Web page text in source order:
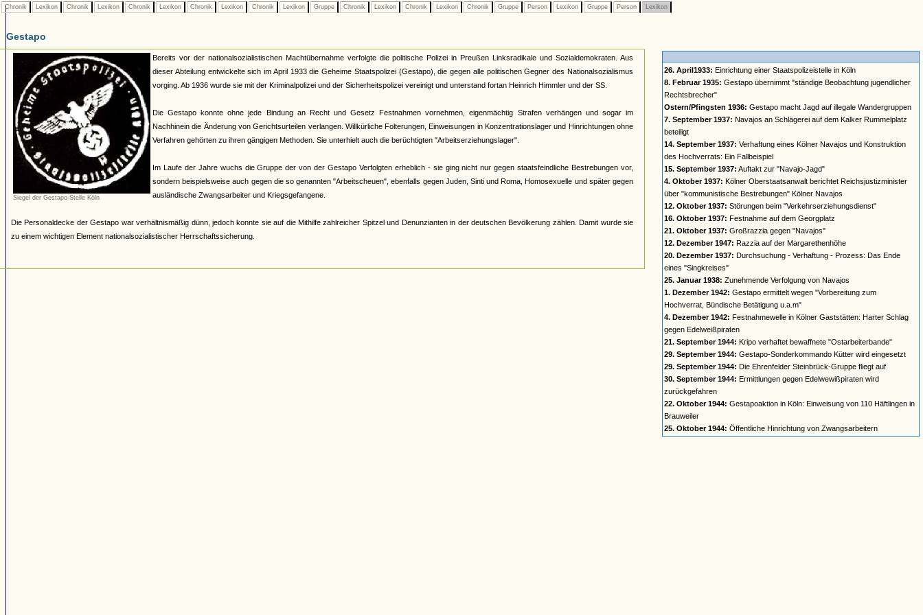
Chronik Lexikon Chronik Lexikon Chronik Lexikon Chronik Lexikon Chronik Lexikon Gruppe Chronik Lexikon Chronik Lexikon Chronik Gruppe Person Lexikon Gruppe Person Lexikon
Gestapo
Siegel der Gestapo-Stelle Köln
Bereits vor der nationalsozialistischen Machtübernahme verfolgte die politische Polizei in Preußen Linksradikale und Sozialdemokraten. Aus
dieser Abteilung entwickelte sich im April 1933 die Geheime Staatspolizei (Gestapo), die gegen alle politischen Gegner des Nationalsozialismus
vorging. Ab 1936 wurde sie mit der Kriminalpolizei und der Sicherheitspolizei vereinigt und unterstand fortan Heinrich Himmler und der SS.
Die Gestapo konnte ohne jede Bindung an Recht und Gesetz Festnahmen vornehmen, eigenmächtig Strafen verhängen und sogar im
Nachhinein die Änderung von Gerichtsurteilen verlangen. Willkürliche Folterungen, Einweisungen in Konzentrationslager und Hinrichtungen ohne
Verfahren gehörten zu ihren gängigen Methoden. Sie unterhielt auch die berüchtigten "Arbeitserziehungslager".
Im Laufe der Jahre wuchs die Gruppe der von der Gestapo Verfolgten erheblich - sie ging nicht nur gegen staatsfeindliche Bestrebungen vor,
sondern beispielsweise auch gegen die so genannten "Arbeitscheuen", ebenfalls gegen Juden, Sinti und Roma, Homosexuelle und später gegen
ausländische Zwangsarbeiter und Kriegsgefangene.
Die Personaldecke der Gestapo war verhältnismäßig dünn, jedoch konnte sie auf die Mithilfe zahlreicher Spitzel und Denunzianten in der deutschen Bevölkerung zählen. Damit wurde sie
zu einem wichtigen Element nationalsozialistischer Herrschaftssicherung.
26. April1933: Einrichtung einer Staatspolizeistelle in Köln
8. Februar 1935: Gestapo übernimmt "ständige Beobachtung jugendlicher
Rechtsbrecher"
Ostern/Pfingsten 1936: Gestapo macht Jagd auf illegale Wandergruppen
7. September 1937: Navajos an Schlägerei auf dem Kalker Rummelplatz
beteiligt
14. September 1937: Verhaftung eines Kölner Navajos und Konstruktion
des Hochverrats: Ein Fallbeispiel
15. September 1937: Auftakt zur "Navajo-Jagd"
4. Oktober 1937: Kölner Oberstaatsanwalt berichtet Reichsjustizminister
über "kommunistische Bestrebungen" Kölner Navajos
12. Oktober 1937: Störungen beim "Verkehrserziehungsdienst"
16. Oktober 1937: Festnahme auf dem Georgplatz
21. Oktober 1937: Großrazzia gegen "Navajos"
12. Dezember 1947: Razzia auf der Margarethenhöhe
20. Dezember 1937: Durchsuchung - Verhaftung - Prozess: Das Ende
eines "Singkreises"
25. Januar 1938: Zunehmende Verfolgung von Navajos
1. Dezember 1942: Gestapo ermittelt wegen "Vorbereitung zum
Hochverrat, Bündische Betätigung u.a.m"
4. Dezember 1942: Festnahmewelle in Kölner Gaststätten: Harter Schlag
gegen Edelweißpiraten
21. September 1944: Kripo verhaftet bewaffnete "Ostarbeiterbande"
29. September 1944: Gestapo-Sonderkommando Kütter wird eingesetzt
29. September 1944: Die Ehrenfelder Steinbrück-Gruppe fliegt auf
30. September 1944: Ermittlungen gegen Edelwewißpiraten wird
zurückgefahren
22. Oktober 1944: Gestapoaktion in Köln: Einweisung von 110 Häftlingen in
Brauweiler
25. Oktober 1944: Öffentliche Hinrichtung von Zwangsarbeitern